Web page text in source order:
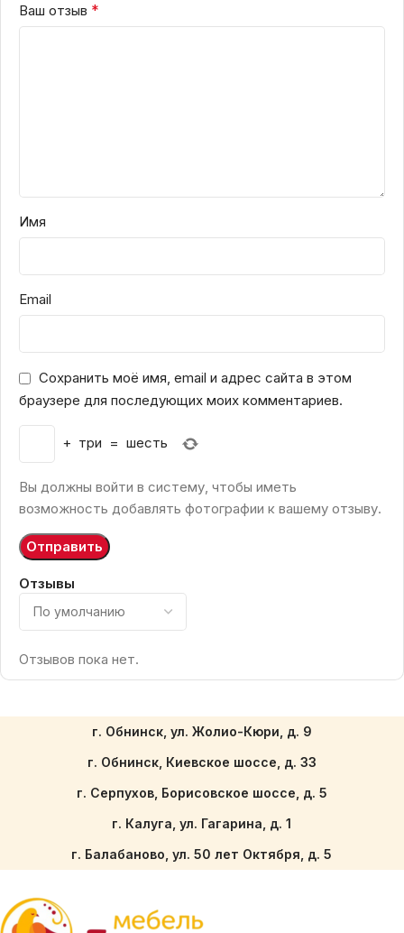
Отзывы
Отзывов пока нет.
Ваш отзыв *
Имя
Email
Сохранить моё имя, email и адрес сайта в этом
браузере для последующих моих комментариев.
+ три = шесть
Вы должны войти в систему, чтобы иметь
возможность добавлять фотографии к вашему отзыву.
г. Обнинск, ул. Жолио-Кюри, д. 9
г. Обнинск, Киевское шоссе, д. 33
г. Серпухов, Борисовское шоссе, д. 5
г. Калуга, ул. Гагарина, д. 1
г. Балабаново, ул. 50 лет Октября, д. 5